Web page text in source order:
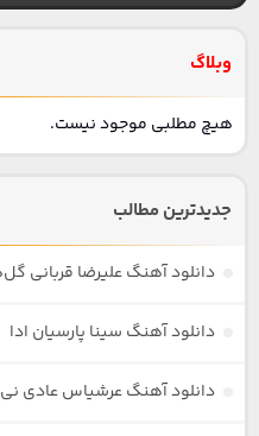
وبلاگ
هیچ مطلبی موجود نیست.
جدیدترین مطالب
دانلود آهنگ علیرضا قربانی
دانلود آهنگ سینا پارسیان ادا
دانلود آهنگ عرشیاس عادی نی